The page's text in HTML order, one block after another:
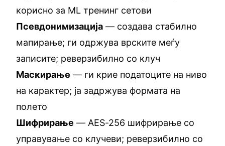
корисно за ML тренинг сетови
Псевдонимизација — создава стабилно
мапирање; ги одржува врските меѓу
записите; реверзибилно со клуч
Маскирање — ги крие податоците на ниво
на карактер; ја задржува формата на
полето
Шифрирање — AES-256 шифрирање со
управување со клучеви; реверзибилно со